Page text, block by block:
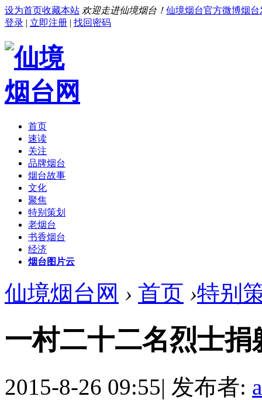
设为首页收藏本站 欢迎走进仙境烟台！ 仙境烟台官方微博烟台
登录 | 立即注册 | 找回密码
首页
速读
关注
品牌烟台
烟台故事
文化
聚焦
特别策划
老烟台
书香烟台
经济
烟台图片云
仙境烟台网 › 首页 ›特别
一村二十二名烈士捐
2015-8-26 09:55| 发布者: